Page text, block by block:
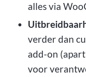
alles via
verder dan
add-on
voor